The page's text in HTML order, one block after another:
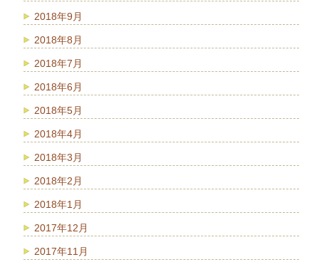
2018年9月
2018年8月
2018年7月
2018年6月
2018年5月
2018年4月
2018年3月
2018年2月
2018年1月
2017年12月
2017年11月